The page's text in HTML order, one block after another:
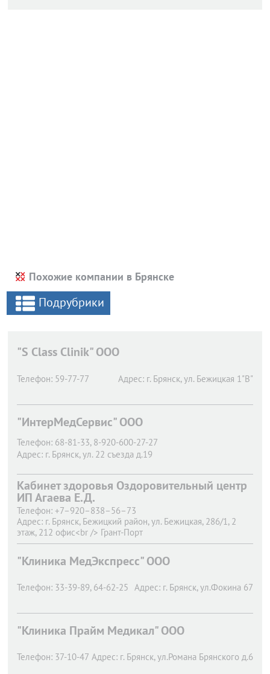
Похожие компании в Брянске
Подрубрики
"S Class Clinik" ООО
Телефон: 59-77-77 Адрес: г. Брянск, ул. Бежицкая 1"В"
"ИнтерМедСервис" ООО
Телефон: 68-81-33, 8-920-600-27-27
Адрес: г. Брянск, ул. 22 съезда д.19
Кабинет здоровья Оздоровительный центр
ИП Агаева Е.Д.
Телефон: +7–920–838–56–73
Адрес: г. Брянск, Бежицкий район, ул. Бежицкая, 286/1, 2
этаж, 212 офис<br /> Грант-Порт
"Клиника МедЭкспресс" ООО
Телефон: 33-39-89, 64-62-25 Адрес: г. Брянск, ул.Фокина 67
"Клиника Прайм Медикал" ООО
Телефон: 37-10-47 Адрес: г. Брянск, ул.Романа Брянского д.6